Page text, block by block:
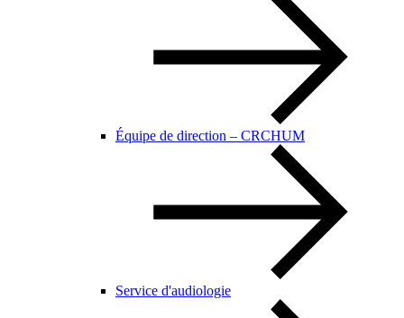
Équipe de direction – CRCHUM
Service d'audiologie